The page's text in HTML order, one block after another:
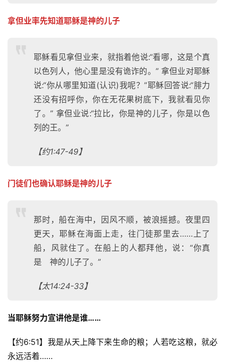
拿但业率先知道耶稣是神的儿子
耶稣看见拿但业来，就指着他说:“看哪，这是个真
以色列人，他心里是没有诡诈的。” 拿但业对耶稣
说:“你从哪里知道(认识)我呢？”耶稣回答说:“腓力
还没有招呼你，你在无花果树底下，我就看见你
了。” 拿但业说:“拉比，你是神的儿子，你是以色
列的王。”
【约1:47-49】
门徒们也确认耶稣是神的儿子
那时，船在海中，因风不顺，被浪摇撼。夜里四
更天，耶稣在海面上走，往门徒那里去……上了
船，风就住了。在船上的人都拜他，说：“你真
是 神的儿子了。”
【太14:24-33】
当耶稣努力宣讲他是谁……
【约6:51】我是从天上降下来生命的粮；人若吃这粮，就必
永远活着……